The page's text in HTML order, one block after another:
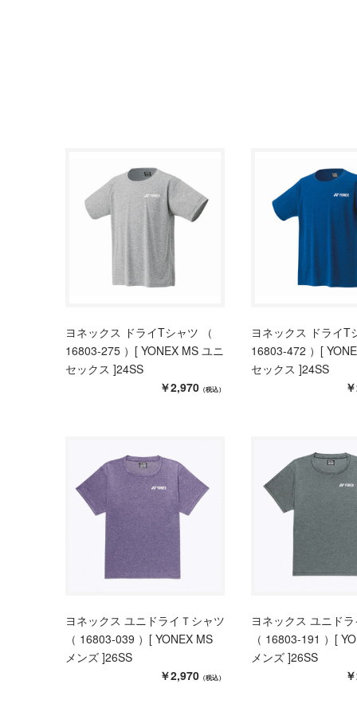
ヨネックス ドライTシャツ （
16803-275 ）[ YONEX MS ユニ
セックス ]24SS
￥2,970 （税込）
ヨネックス ドライT
16803-472 ）[
セックス ]24SS
ヨネックス ユニドライＴシャツ
（ 16803-039 ）[ YONEX MS
メンズ ]26SS
￥2,970 （税込）
ヨネックス ユニド
（ 16803-191 ）[
メンズ ]26SS